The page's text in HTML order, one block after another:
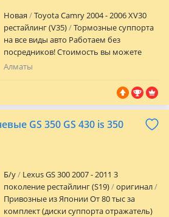
Новая
Toyota Camry 2004 - 2006 XV30
рестайлинг (V35)
Тормозные суппорта
на все виды авто Работаем без
посредников! Стоимость вы можете
уточнить по телефону. ЭЛЕКТРИКА-
Гур насос Шланг гур Ремкомплект
двигателя Катушки Свечи Стартеры
Генераторы Свечные провода
Подшипники Сигнальные ленты
бутик
Алматы
GS 350 GS 430 is 350
Б/y
Lexus GS 300 2007 - 2011 3
поколение рестайлинг (S19)
оригинал
Привозные из Японии От 80 тыс за
комплект (диски суппорта отражатель)